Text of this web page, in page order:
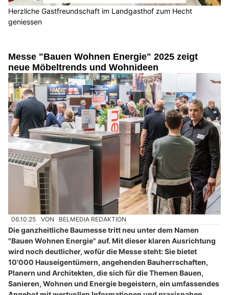
Herzliche Gastfreundschaft im Landgasthof zum Hecht
geniessen
Messe "Bauen Wohnen Energie" 2025 zeigt
neue Möbeltrends und Wohnideen
06.10.25 VON BELMEDIA REDAKTION
Die ganzheitliche Baumesse tritt neu unter dem Namen
"Bauen Wohnen Energie" auf. Mit dieser klaren Ausrichtung
wird noch deutlicher, wofür die Messe steht: Sie bietet
10'000 Hauseigentümern, angehenden Bauherrschaften,
Planern und Architekten, die sich für die Themen Bauen,
Sanieren, Wohnen und Energie begeistern, ein umfassendes